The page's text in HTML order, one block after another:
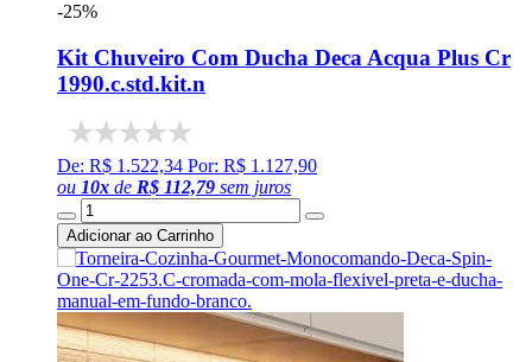
-25%
Kit Chuveiro Com Ducha Deca Acqua Plus Cr
1990.c.std.kit.n
De: R$ 1.522,34 Por: R$ 1.127,90
ou 10x de R$ 112,79 sem juros
Adicionar ao Carrinho